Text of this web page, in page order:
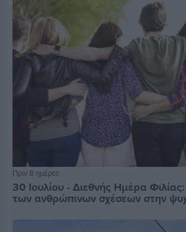
Πριν 8 ημέρες
30 Ιουλίου - Διεθνής Ημέρα
των ανθρώπινων σχέσεων στην